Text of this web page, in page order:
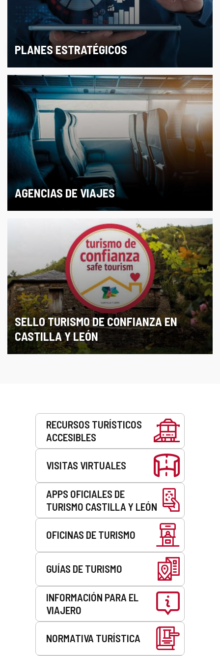
PLANES ESTRATÉGICOS
AGENCIAS DE VIAJES
SELLO TURISMO DE CONFIANZA EN
CASTILLA Y LEÓN
RECURSOS TURÍSTICOS
ACCESIBLES
VISITAS VIRTUALES
APPS OFICIALES DE
TURISMO CASTILLA Y LEÓN
OFICINAS DE TURISMO
GUÍAS DE TURISMO
INFORMACIÓN PARA EL
VIAJERO
NORMATIVA TURÍSTICA